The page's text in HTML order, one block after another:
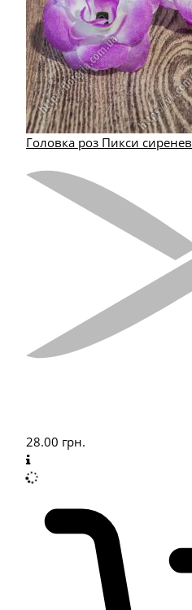
Головка роз Пикси
28.00 грн.